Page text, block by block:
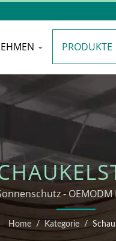
PRODUKTE
-
Home / Kategorie /